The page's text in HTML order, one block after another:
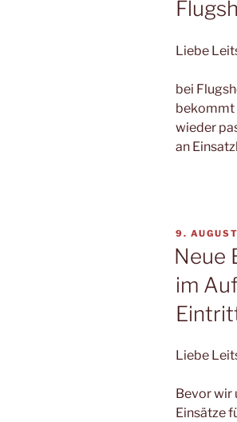
Liebe
bei
bekommt
wieder
an
9.
Neue
im
Liebe
Bevor wir
Einsätze